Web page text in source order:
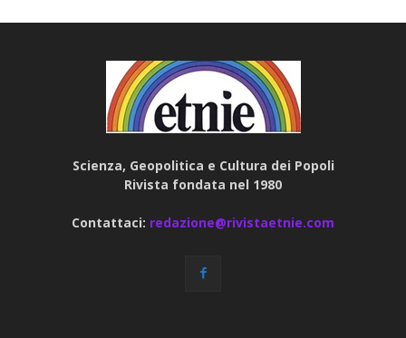
Scienza, Geopolitica e Cultura dei Popoli
Rivista fondata nel 1980
Contattaci: redazione@rivistaetnie.com